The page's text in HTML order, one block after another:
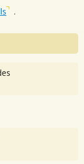
.